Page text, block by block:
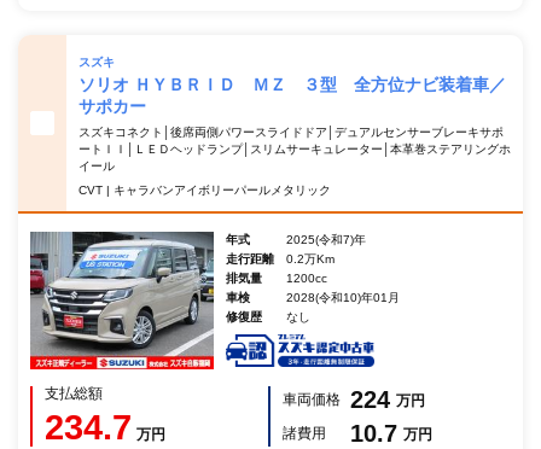
スズキ
ソリオ ＨＹＢＲＩＤ ＭＺ ３型 全方位ナビ装着車／
サポカー
スズキコネクト│後席両側パワースライドドア│デュアルセンサーブレーキサポ
ートＩＩ│ＬＥＤヘッドランプ│スリムサーキュレーター│本革巻ステアリングホ
イール
CVT | キャラバンアイボリーパールメタリック
年式
2025(令和7)年
走行距離
0.2万Km
排気量
1200cc
車検
2028(令和10)年01月
修復歴
なし
支払総額
234.7 万円
車両価格 224 万円
諸費用
10.7 万円